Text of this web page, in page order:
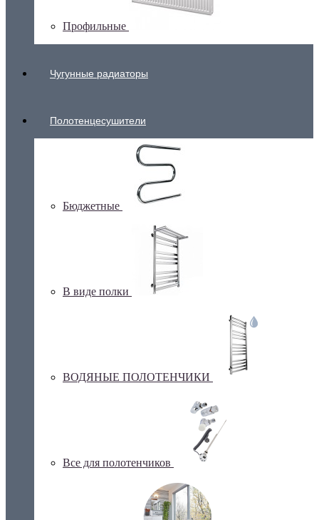
Профильные
Чугунные радиаторы
Полотенцесушители
Бюджетные
В виде полки
ВОДЯНЫЕ ПОЛОТЕНЧИКИ
Все для полотенчиков